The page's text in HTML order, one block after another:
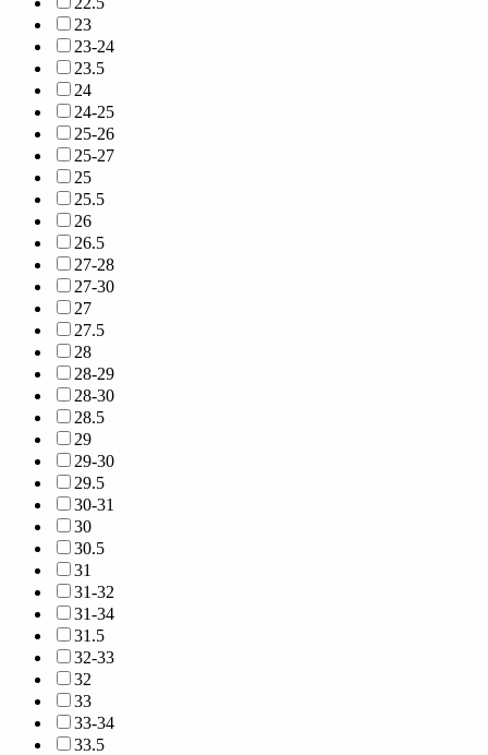
23
23-24
23.5
24
24-25
25-26
25-27
25
25.5
26
26.5
27-28
27-30
27
27.5
28
28-29
28-30
28.5
29
29-30
29.5
30-31
30
30.5
31
31-32
31-34
31.5
32-33
32
33
33-34
33.5